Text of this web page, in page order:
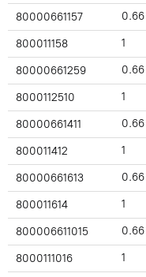
80000661157 0.66
800011158 1
80000661259 0.66
8000112510 1
80000661411 0.66
800011412 1
80000661613 0.66
800011614 1
800006611015 0.66
8000111016 1